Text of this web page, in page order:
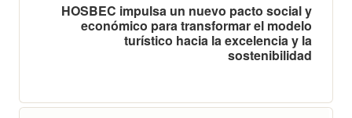
HOSBEC impulsa un nuevo pacto social y
económico para transformar el modelo
turístico hacia la excelencia y la
sostenibilidad